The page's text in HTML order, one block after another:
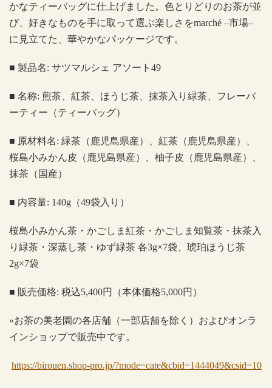
かなティーバッグに仕上げました。色とりどりのお茶が並
び、好きなものを手に取って選ぶ楽しさをmarché –市場–
に見立てた、華やかなパッケージです。
■ 製品名: サツマルシェ アソート 49
■ 名称: 煎茶、紅茶、ほうじ茶、抹茶入り緑茶、フレーバ
ーティー（ティーバッグ）
■ 原材料名: 緑茶（鹿児島県産）、紅茶（鹿児島県産）、
桜島小みかん皮（鹿児島県産）、柚子皮（鹿児島県産）、
抹茶（国産）
■ 内容量: 140g （49袋入り）
桜島小みかん茶・かごしま紅茶・かごしま知覧茶・抹茶入
り緑茶・深蒸し茶・ゆず緑茶 各3g×7袋、琥珀ほうじ茶
2g×7袋
■ 販売価格: 税込5,400円（本体価格5,000円）
»お茶の美老園の各店舗（一部店舗を除く）およびオンラ
インショップで販売中です。
https://birouen.shop-pro.jp/?mode=cate&cbid=1444049&csid=10